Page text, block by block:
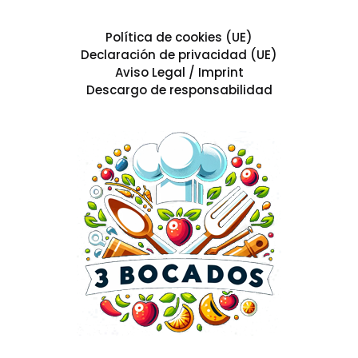
Política de cookies (UE)
Declaración de privacidad (UE)
Aviso Legal / Imprint
Descargo de responsabilidad